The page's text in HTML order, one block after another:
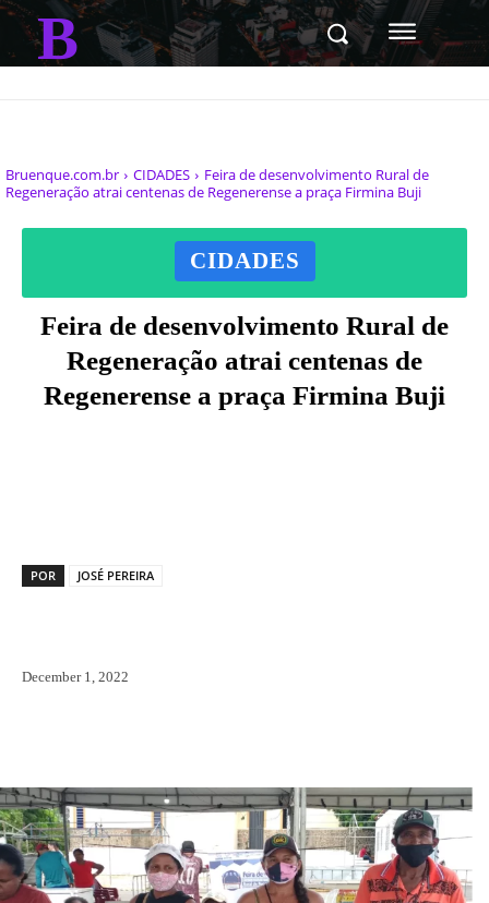
B
Bruenque.com.br CIDADES
Feira de desenvolvimento Rural de
Regeneração atrai centenas de Regenerense a praça Firmina Buji
CIDADES
Feira de desenvolvimento Rural de
Regeneração atrai centenas de
Regenerense a praça Firmina Buji
POR JOSÉ PEREIRA
December 1, 2022